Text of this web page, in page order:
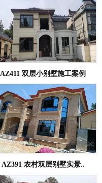
AZ411 双层小别墅施工案例
AZ391 农村双层别墅实景..